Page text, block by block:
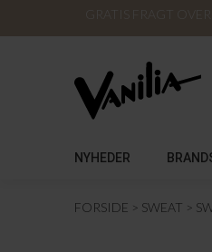
GRATIS FRAGT
NYHEDER
FORSIDE SWEAT